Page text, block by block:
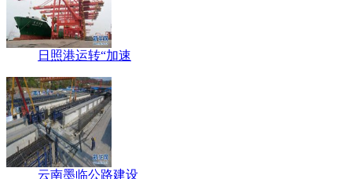
日照港运转“加速
云南墨临公路建设